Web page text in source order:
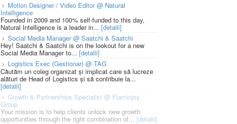
Motion Designer / Video Editor @ Natural
Intelligence
Founded in 2009 and 100% self-funded to this day,
Natural Intelligence is a leader in... [detalii]
Social Media Manager @ Saatchi & Saatchi
Hey! Saatchi & Saatchi is on the lookout for a new
Social Media Manager to... [detalii]
Logistics Exec (Gestionar) @ TAG
Căutăm un coleg organizat și implicat care să lucreze
alături de Head of Logistics și să contribuie la...
[detalii]
Growth & Partnerships Specialist @ Flaminjoy
Group
Your mission is to help clients unlock new growth
opportunities through the right combination of... [detalii]